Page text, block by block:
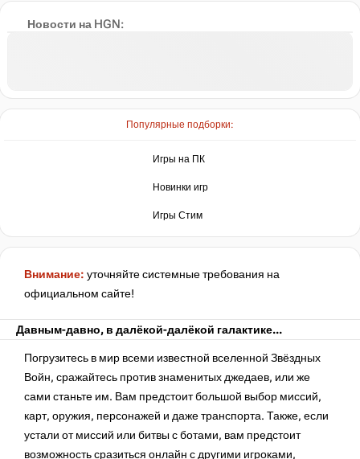
Новости на HGN:
Популярные подборки:
Игры на ПК
Новинки игр
Игры Стим
Внимание: уточняйте системные требования на
официальном сайте!
Давным-давно, в далёкой-далёкой галактике...
Погрузитесь в мир всеми известной вселенной Звёздных
Войн, сражайтесь против знаменитых джедаев, или же
сами станьте им. Вам предстоит большой выбор миссий,
карт, оружия, персонажей и даже транспорта. Также, если
устали от миссий или битвы с ботами, вам предстоит
возможность сразиться онлайн с другими игроками,